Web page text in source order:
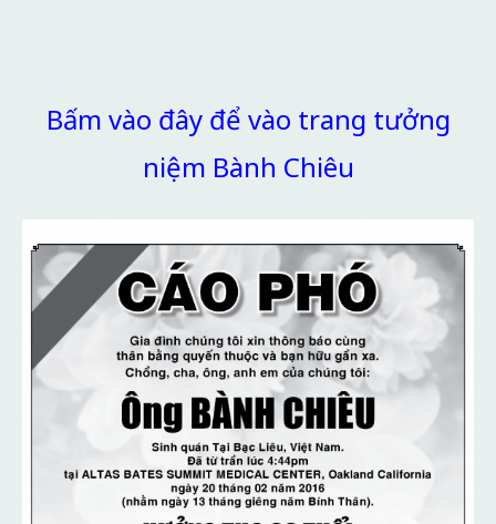
Bấm vào đây để vào trang tưởng
niệm Bành Chiêu